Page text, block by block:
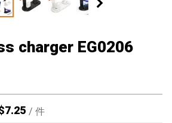
charger EG0206
7.25 / 件